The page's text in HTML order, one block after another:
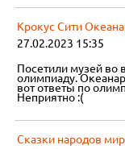
Крокус Сити
27.02.2023 15:35
Посетили музей во
олимпиаду.
вот ответы по
Неприятно :(
Сказки народов